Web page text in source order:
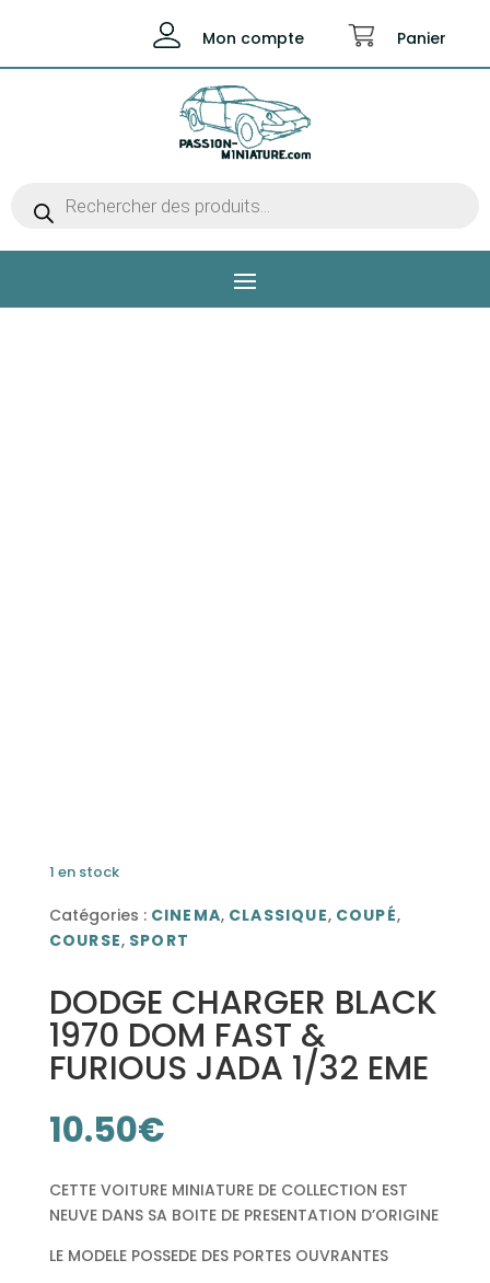
produits
Mon compte Panier
1 en stock
Catégories : CINEMA, CLASSIQUE, COUPÉ,
COURSE, SPORT
DODGE CHARGER BLACK
1970 DOM FAST &
FURIOUS JADA 1/32 EME
10.50€
CETTE VOITURE MINIATURE DE COLLECTION EST
NEUVE DANS SA BOITE DE PRESENTATION D’ORIGINE
LE MODELE POSSEDE DES PORTES OUVRANTES